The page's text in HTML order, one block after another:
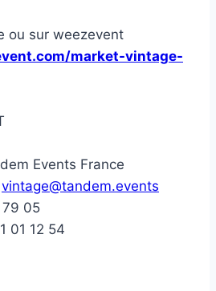
ou sur weezevent
market-vintage-
Events France
vintage@tandem.events
79 05
01 12 54